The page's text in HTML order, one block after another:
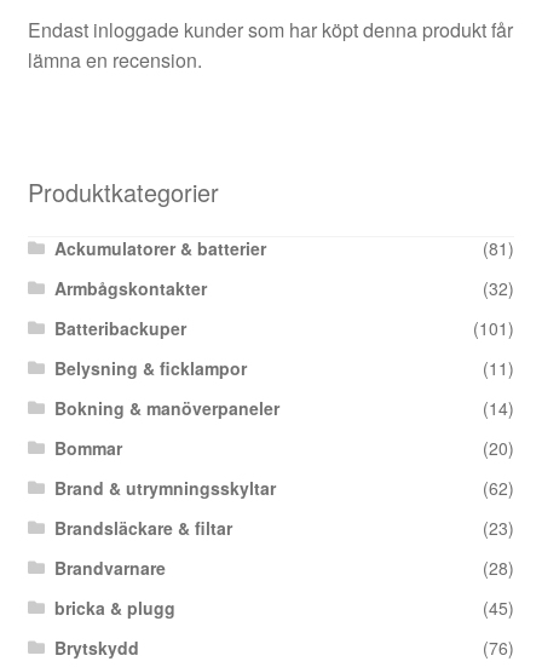
Endast inloggade kunder som har köpt denna produkt får
lämna en recension.
Produktkategorier
Ackumulatorer & batterier
(81)
Armbågskontakter
(32)
Batteribackuper
(101)
Belysning & ficklampor
(11)
Bokning & manöverpaneler
(14)
Bommar
(20)
Brand & utrymningsskyltar
(62)
Brandsläckare & filtar
(23)
Brandvarnare
(28)
bricka & plugg
(45)
Brytskydd
(76)